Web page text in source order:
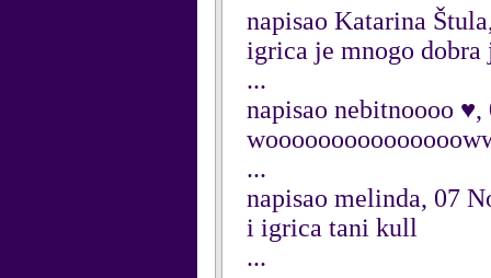
napisao Katarina
igrica je mnogo
...
napisao nebitnoooo
...
napisao melinda, 07
i igrica tani kull
...